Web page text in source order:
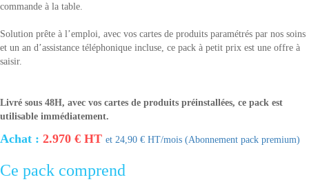
commande à la table.
Solution prête à l’emploi, avec vos cartes de produits paramétrés par nos soins
et un an d’assistance téléphonique incluse, ce pack à petit prix est une offre à
saisir.
Livré sous 48H, avec vos cartes de produits préinstallées, ce pack est
utilisable immédiatement.
Achat : 2.970 € HT et 24,90 € HT/mois (Abonnement pack premium)
Ce pack comprend